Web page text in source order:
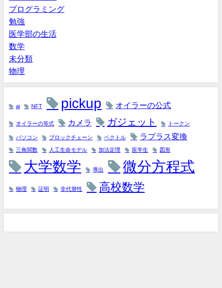
プログラミング
勉強
医学部の生活
数学
未分類
物理
ai NFT pickup オイラーの公式
オイラーの等式 カメラ ガジェット トークン
パソコン ブロックチェーン ベクトル ラプラス変換
三角関数 人工生命モデル 加法定理 医学生 図形
大学数学 導出 微分方程式
物理 証明 非代替性 高校数学